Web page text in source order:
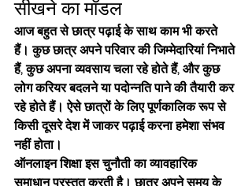
सीखने का मॉडल
आज बहुत से छात्र पढ़ाई के साथ काम भी करते
हैं। कुछ छात्र अपने परिवार की जिम्मेदारियां निभाते
हैं, कुछ अपना व्यवसाय चला रहे होते हैं, और कुछ
लोग करियर बदलने या पदोन्नति पाने की तैयारी कर
रहे होते हैं। ऐसे छात्रों के लिए पूर्णकालिक रूप से
किसी दूसरे देश में जाकर पढ़ाई करना हमेशा संभव
नहीं होता।
ऑनलाइन शिक्षा इस चुनौती का व्यावहारिक
समाधान प्रस्तुत करती है। छात्र अपने समय के